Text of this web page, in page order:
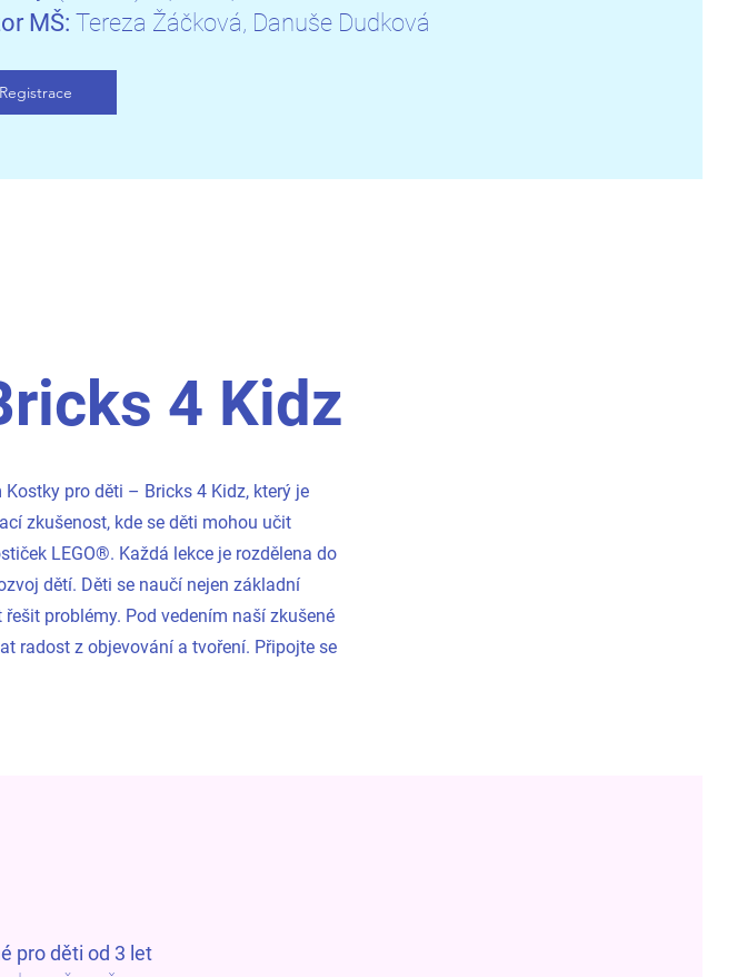
MŠ: Tereza Žáčková, Danuše Dudková
Registrace
4 Kidz
pro děti – Bricks 4 Kidz, který je
zkušenost, kde se děti mohou učit
LEGO®. Každá lekce je rozdělena do
dětí. Děti se naučí nejen základní
problémy. Pod vedením naší zkušené
radost z objevování a tvoření. Připojte se
pro děti od 3 let